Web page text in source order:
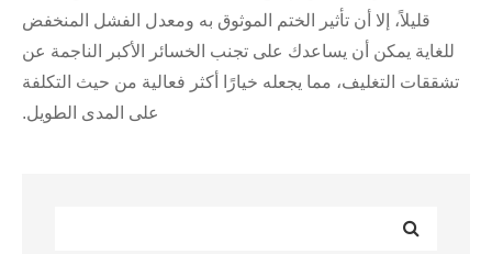
قليلاً، إلا أن تأثير الختم الموثوق به ومعدل الفشل المنخفض
للغاية يمكن أن يساعدك على تجنب الخسائر الأكبر الناجمة عن
تشققات التغليف، مما يجعله خيارًا أكثر فعالية من حيث التكلفة
على المدى الطويل.